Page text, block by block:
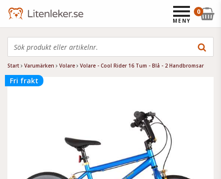
Start Varumärken Volare Volare - Cool Rider 16 Tum - Blå - 2 Handbromsar
Fri frakt
0
MENY